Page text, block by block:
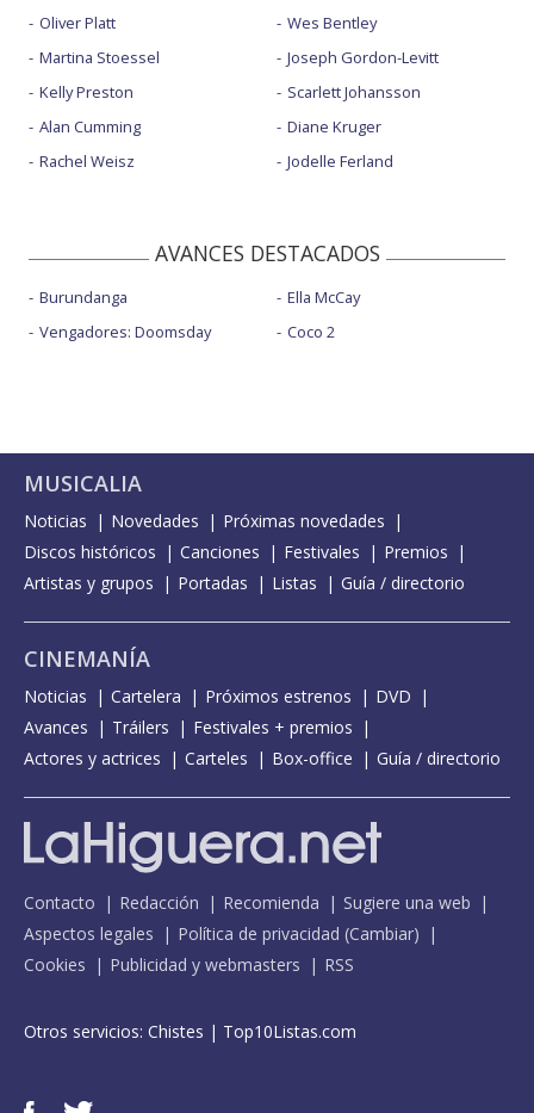
Oliver Platt
Martina Stoessel
Kelly Preston
Alan Cumming
Rachel Weisz
Wes Bentley
Joseph Gordon-Levitt
Scarlett Johansson
Diane Kruger
Jodelle Ferland
AVANCES DESTACADOS
Burundanga
Vengadores: Doomsday
Ella McCay
Coco 2
MUSICALIA
Noticias Novedades
Próximas novedades
Discos históricos
Canciones Festivales
Premios
Artistas y grupos
Portadas Listas Guía / directorio
CINEMANÍA
Noticias Cartelera Próximos estrenos
DVD
Avances
Tráilers
Festivales + premios
Actores y actrices
Carteles Box-office Guía / directorio
Contacto Redacción Recomienda
Sugiere una web
Aspectos legales
Política de privacidad (Cambiar)
Cookies
Publicidad y webmasters RSS
Otros servicios: Chistes | Top10Listas.com